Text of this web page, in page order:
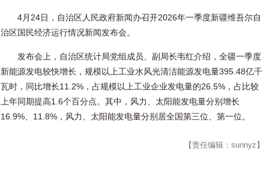
4月24日，自治区人民政府新闻办召开2026年一季度新疆维吾尔自
治区国民经济运行情况新闻发布会。
发布会上，自治区统计局党组成员、副局长韦红介绍，全疆一季度
新能源发电较快增长，规模以上工业水风光清洁能源发电量395.48亿千
瓦时，同比增长11.2%，占规模以上工业企业发电量的26.5%，占比较
上年同期提高1.6个百分点。其中，风力、太阳能发电量分别增长
16.9%、11.8%，风力、太阳能发电量分别居全国第三位、第一位。
【责任编辑：sunnyz】